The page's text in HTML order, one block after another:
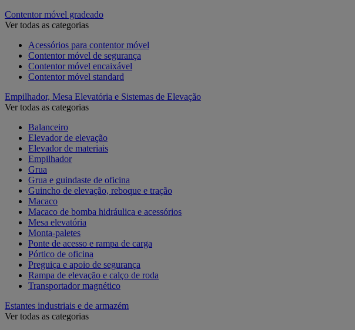
Contentor móvel gradeado
Ver todas as categorias
Acessórios para contentor móvel
Contentor móvel de segurança
Contentor móvel encaixável
Contentor móvel standard
Empilhador, Mesa Elevatória e Sistemas de Elevação
Ver todas as categorias
Balanceiro
Elevador de elevação
Elevador de materiais
Empilhador
Grua
Grua e guindaste de oficina
Guincho de elevação, reboque e tração
Macaco
Macaco de bomba hidráulica e acessórios
Mesa elevatória
Monta-paletes
Ponte de acesso e rampa de carga
Pórtico de oficina
Preguiça e apoio de segurança
Rampa de elevação e calço de roda
Transportador magnético
Estantes industriais e de armazém
Ver todas as categorias